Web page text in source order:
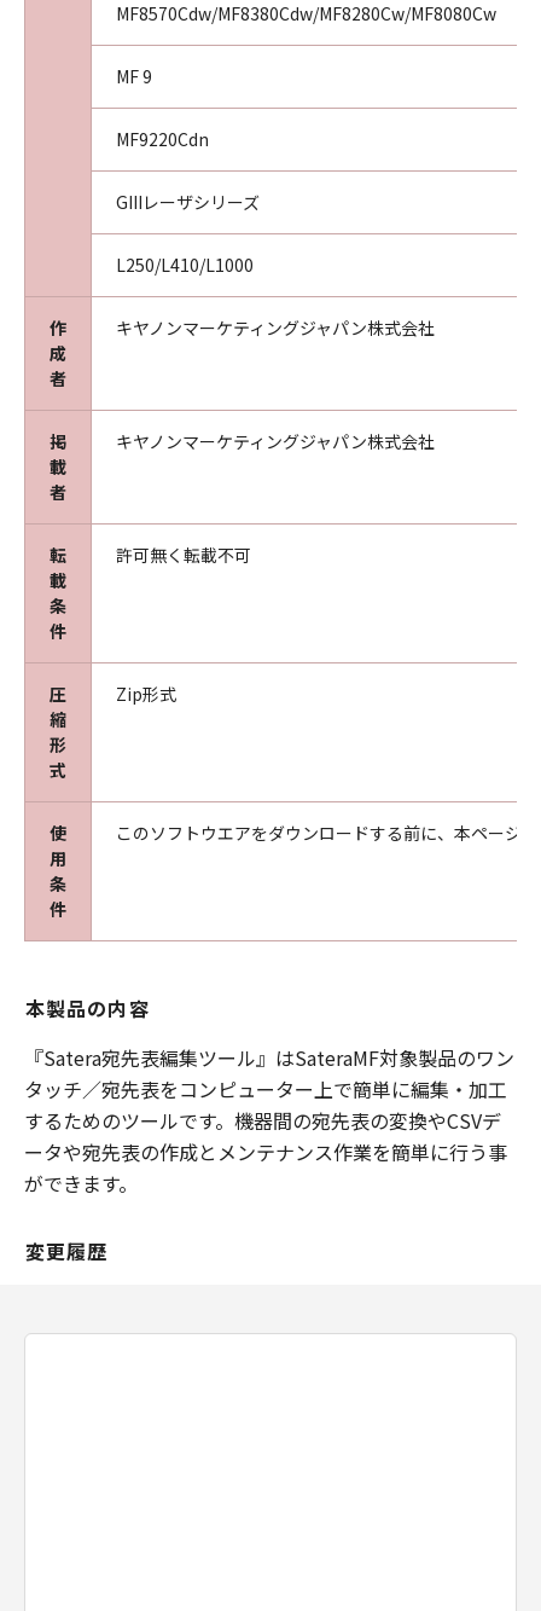
MF8570Cdw/MF8380Cdw/MF8280Cw/MF8080Cw
MF 9
MF9220Cdn
GIIIレーザシリーズ
L250/L410/L1000
作
成
者
キヤノンマーケティングジャパン株式会社
掲
載
者
キヤノンマーケティングジャパン株式会社
転
載
条
件
許可無く転載不可
圧
縮
形
式
Zip形式
使
用
条
件
このソフトウエアをダウンロードする前に、本ページ
本製品の内容
『Satera宛先表編集ツール』はSateraMF対象製品のワン
タッチ／宛先表をコンピューター上で簡単に編集・加工
するためのツールです。機器間の宛先表の変換やCSVデ
ータや宛先表の作成とメンテナンス作業を簡単に行う事
ができます。
変更履歴